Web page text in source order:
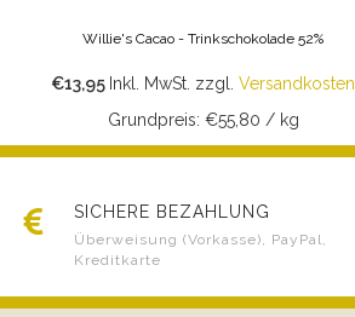
Willie's Cacao - Trinkschokolade 52%
€13,95 Inkl. MwSt. zzgl. Versandkosten
Grundpreis: €55,80 / kg
SICHERE BEZAHLUNG
Überweisung (Vorkasse), PayPal,
Kreditkarte